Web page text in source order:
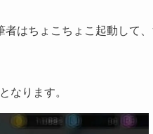
はちょこちょこ起動して
ります。